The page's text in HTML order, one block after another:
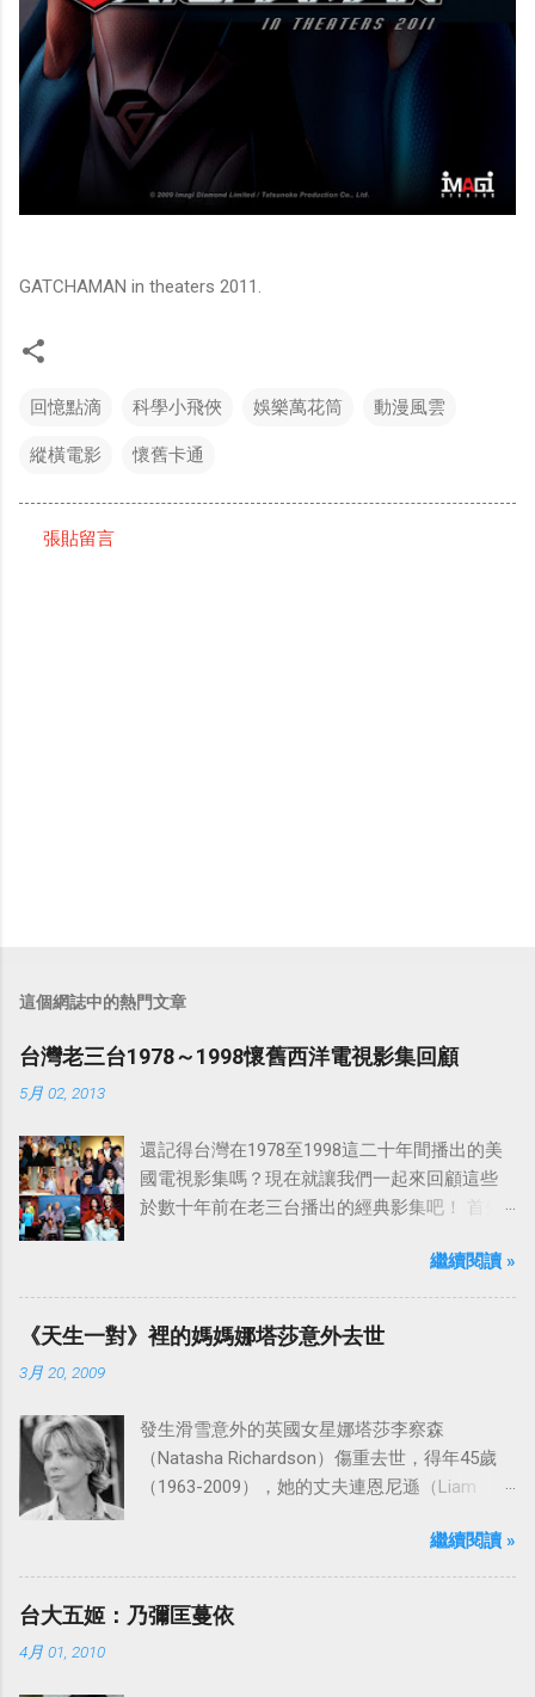
GATCHAMAN in theaters 2011.
回憶點滴 科學小飛俠 娛樂萬花筒 動漫風雲
縱橫電影 懷舊卡通
張貼留言
這個網誌中的熱門文章
台灣老三台1978～1998懷舊西洋電視影集回顧
5月 02, 2013
還記得台灣在1978至1998這二十年間播出的美
國電視影集嗎？現在就讓我們一起來回顧這些
於數十年前在老三台播出的經典影集吧！ 首先
「愛之船」（The Love Boat），這部影集最早
是在1977年9月24日至1986年5月24日於美國
ABC頻道首播，共播出了249集。 令人懷念的愛
之船旋律：
繼續閱讀 »
《天生一對》裡的媽媽娜塔莎意外去世
3月 20, 2009
發生滑雪意外的英國女星娜塔莎李察森
（Natasha Richardson）傷重去世，得年45歲
（1963-2009），她的丈夫連恩尼遜（Liam
到傷心，希望外界給他們空間撫平傷痛。繼續閱讀 »
台大五姬：乃彌匡蔓依
4月 01, 2010